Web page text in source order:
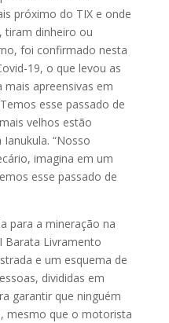
próximo do TIX e onde
tiram dinheiro ou
foi confirmado nesta
19, o que levou as
apreensivas em
esse passado de
velhos estão
“Nosso
imagina em um
esse passado de
para a mineração na
Barata Livramento
e um esquema de
divididas em
garantir que ninguém
mesmo que o motorista